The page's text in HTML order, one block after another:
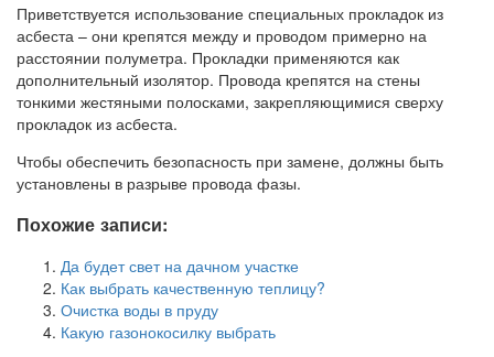
Приветствуется использование специальных прокладок из
асбеста – они крепятся между и проводом примерно на
расстоянии полуметра. Прокладки применяются как
дополнительный изолятор. Провода крепятся на стены
тонкими жестяными полосками, закрепляющимися сверху
прокладок из асбеста.
Чтобы обеспечить безопасность при замене, должны быть
установлены в разрыве провода фазы.
Похожие записи:
Да будет свет на дачном участке
Как выбрать качественную теплицу?
Очистка воды в пруду
Какую газонокосилку выбрать